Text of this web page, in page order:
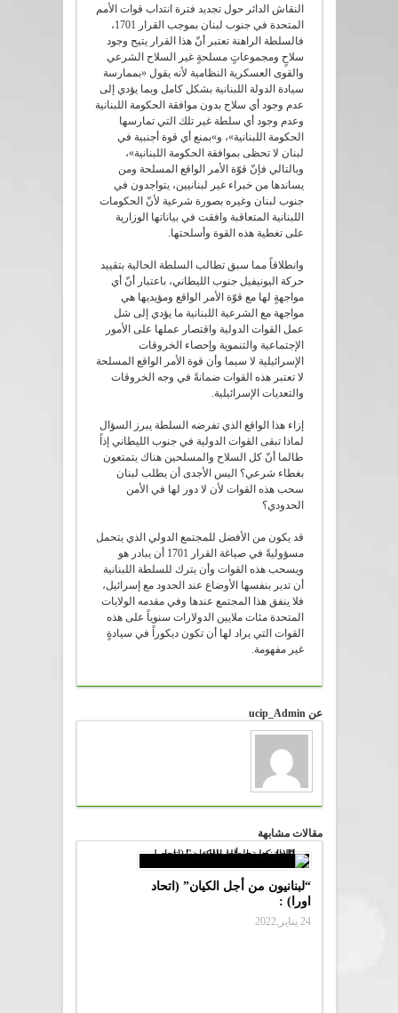
النقاش الدائر حول تجديد فترة انتداب قوات الأمم
المتحدة في جنوب لبنان بموجب القرار 1701،
فالسلطة الراهنة تعتبر أنّ هذا القرار يتيح وجود
سلاحٍ ومجموعاتٍ مسلحةٍ غير السلاح الشرعي
والقوى العسكرية النظامية لأنه يقول «بممارسة
سيادة الدولة اللبنانية بشكل كامل وبما يؤدي إلى
عدم وجود أي سلاح بدون موافقة الحكومة اللبنانية
وعدم وجود أي سلطة غير تلك التي تمارسها
الحكومة اللبنانية»، و»بمنع أي قوة أجنبية في
لبنان لا تحظى بموافقة الحكومة اللبنانية»،
وبالتالي فإنّ قوّة الأمر الواقع المسلحة ومن
يساندها من خبراء غير لبنانيين، يتواجدون في
جنوب لبنان وغيره بصورة شرعية لأنّ الحكومات
اللبنانية المتعاقبة وافقت في بياناتها الوزارية
على تغطية هذه القوة وأسلحتها.
وانطلاقاً مما سبق تطالب السلطة الحالية بتقييد
حركة اليونيفيل جنوب الليطاني، باعتبار أنّ أي
مواجهةٍ لها مع قوّة الأمر الواقع ومؤيديها هي
مواجهة مع الشرعية اللبنانية ما يؤدي إلى شل
عمل القوات الدولية واقتصار عملها على الأمور
الإجتماعية والتنموية وإحصاء الخروقات
الإسرائيلية لا سيما وأن قوة الأمر الواقع المسلحة
لا تعتبر هذه القوات ضمانةً في وجه الخروقات
والتعديات الإسرائيلية.
إزاء هذا الواقع الذي تفرضه السلطة يبرز السؤال
لماذا تبقى القوات الدولية في جنوب الليطاني إذاً
طالما أنّ كل السلاح والمسلحين هناك يتمتعون
بغطاء شرعي؟ اليس الأجدى أن يطلب لبنان
سحب هذه القوات لأن لا دور لها في الأمن
الحدودي؟
قد يكون من الأفضل للمجتمع الدولي الذي يتحمل
مسؤوليةً في صياغة القرار 1701 أن يبادر هو
ويسحب هذه القوات وأن يترك للسلطة اللبنانية
أن تدير بنفسها الأوضاع عند الحدود مع إسرائيل،
فلا ينفق هذا المجتمع عندها وفي مقدمه الولايات
المتحدة مئات ملايين الدولارات سنوياً على هذه
القوات التي يراد لها أن تكون ديكوراً في سيادةٍ
غير مفهومة.
عن ucip_Admin
مقالات مشابهة
“لبنانيون من أجل الكيان” (اتحاد
اورا) :
24 يناير,2022